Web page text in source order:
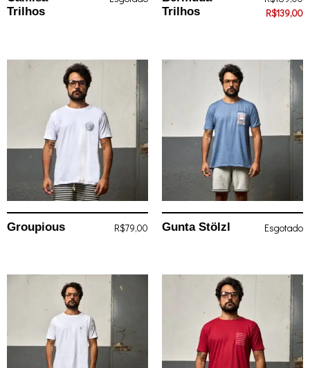
Trilhos
Trilhos
R$139,00
Groupious R$79,00 Gunta Stölzl Esgotado